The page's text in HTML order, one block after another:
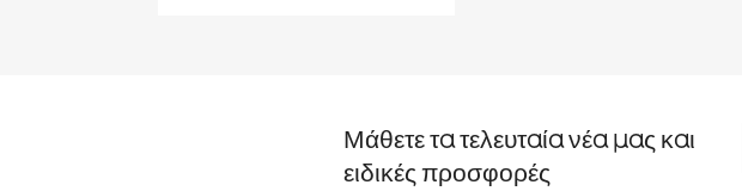
Μάθετε τα τελευταία νέα μας και
ειδικές προσφορές